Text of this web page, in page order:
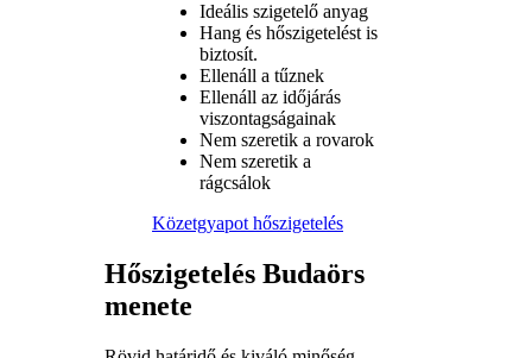
Ideális szigetelő anyag
Hang és hőszigetelést is
biztosít.
Ellenáll a tűznek
Ellenáll az időjárás
viszontagságainak
Nem szeretik a rovarok
Nem szeretik a
rágcsálok
Közetgyapot hőszigetelés
Hőszigetelés Budaörs
menete